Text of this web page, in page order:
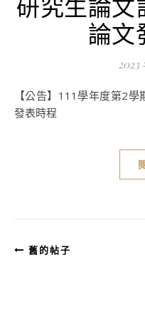
論文
2023
【公告】111學年度第2學期研究生論文計畫發表及學位論文
發表時程
舊的帖子